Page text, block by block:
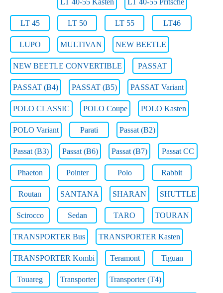
LT 40-55 Kasten LT 40-55 Pritsche
LT 45 LT 50 LT 55 LT46
LUPO MULTIVAN NEW BEETLE
NEW BEETLE CONVERTIBLE PASSAT
PASSAT (B4) PASSAT (B5) PASSAT Variant
POLO CLASSIC POLO Coupe POLO Kasten
POLO Variant Parati Passat (B2)
Passat (B3) Passat (B6) Passat (B7) Passat CC
Phaeton Pointer Polo Rabbit
Routan SANTANA SHARAN SHUTTLE
Scirocco Sedan TARO TOURAN
TRANSPORTER Bus TRANSPORTER Kasten
TRANSPORTER Kombi Teramont Tiguan
Touareg Transporter Transporter (T4)